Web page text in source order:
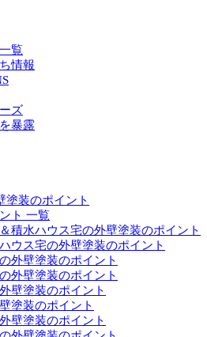
覧
情報
ズ
暴露
塗装のポイント
ト 一覧
積水ハウス宅の外壁塗装のポイント
ウス宅の外壁塗装のポイント
外壁塗装のポイント
外壁塗装のポイント
壁塗装のポイント
塗装のポイント
壁塗装のポイント